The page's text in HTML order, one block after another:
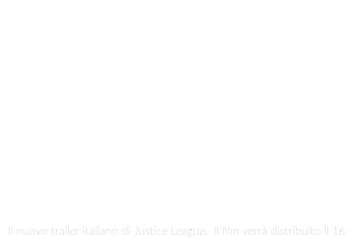
Il nuovo trailer italiano di Justice League. Il film verrà distribuito il 16